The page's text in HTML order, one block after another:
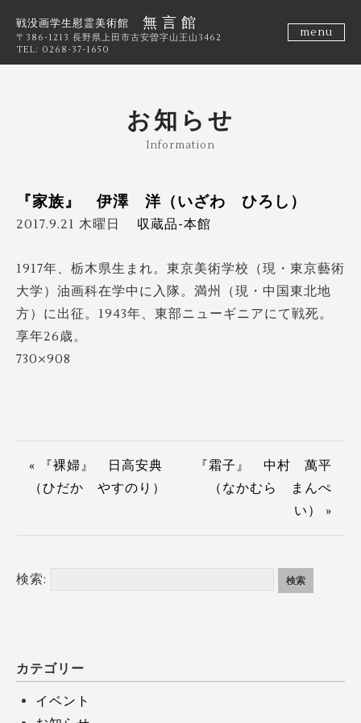
戦没画学生慰霊美術館 無 言 館
〒386-1213 長野県上田市古安曽字山王山3462
TEL: 0268-37-1650
menu
お知らせ
Information
『家族』 伊澤 洋（いざわ ひろし）
2017.9.21 木曜日 収蔵品-本館
1917年、栃木県生まれ。東京美術学校（現・東京藝術
大学）油画科在学中に入隊。満州（現・中国東北地
方）に出征。1943年、東部ニューギニアにて戦死。
享年26歳。
730×908
« 『裸婦』 日高安典
（ひだか やすのり）
『霜子』 中村 萬平
（なかむら まんぺ
い） »
検索:
カテゴリー
イベント